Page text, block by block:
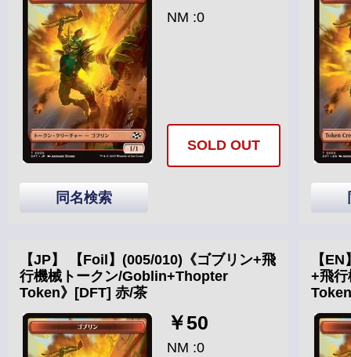
NM :0
SOLD OUT
同名検索
【JP】 【Foil】(005/010)《ゴブリン+飛
行機械トークン/Goblin+Thopter
Token》[DFT] 赤/茶
￥50
NM :0
【
+飛